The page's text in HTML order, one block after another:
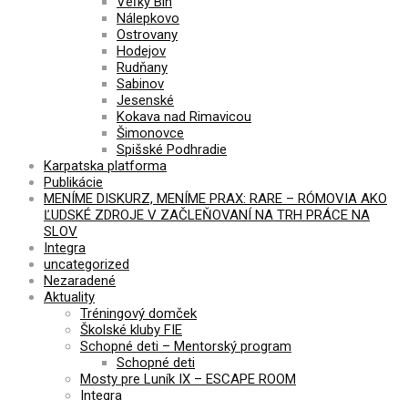
Nálepkovo
Ostrovany
Hodejov
Rudňany
Sabinov
Jesenské
Kokava nad Rimavicou
Šimonovce
Spišské Podhradie
Karpatska platforma
Publikácie
MENÍME DISKURZ, MENÍME PRAX: RARE – RÓMOVIA AKO
ĽUDSKÉ ZDROJE V ZAČLEŇOVANÍ NA TRH PRÁCE NA
SLOV
Integra
uncategorized
Nezaradené
Aktuality
Tréningový domček
Školské kluby FIE
Schopné deti – Mentorský program
Schopné deti
Mosty pre Luník IX – ESCAPE ROOM
Integra